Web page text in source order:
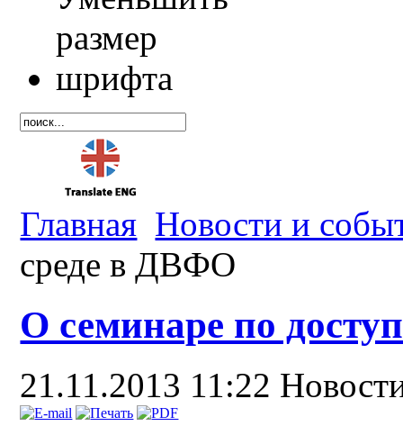
Главная Новости и
среде в ДВФО
О семинаре по
21.11.2013 11:22